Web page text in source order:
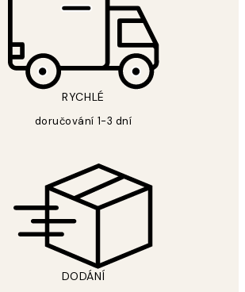
RYCHLÉ
doručování 1-3 dní
DODÁNÍ